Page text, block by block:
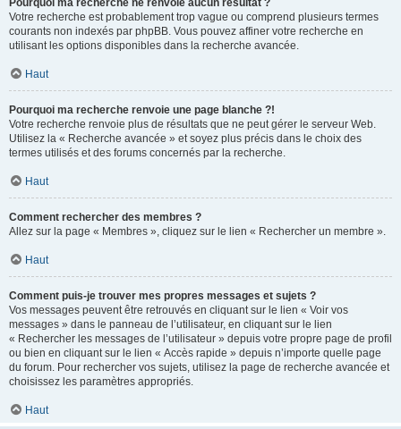
Pourquoi ma recherche ne renvoie aucun résultat ?
Votre recherche est probablement trop vague ou comprend plusieurs termes
courants non indexés par phpBB. Vous pouvez affiner votre recherche en
utilisant les options disponibles dans la recherche avancée.
Haut
Pourquoi ma recherche renvoie une page blanche ?!
Votre recherche renvoie plus de résultats que ne peut gérer le serveur Web.
Utilisez la « Recherche avancée » et soyez plus précis dans le choix des
termes utilisés et des forums concernés par la recherche.
Haut
Comment rechercher des membres ?
Allez sur la page « Membres », cliquez sur le lien « Rechercher un membre ».
Haut
Comment puis-je trouver mes propres messages et sujets ?
Vos messages peuvent être retrouvés en cliquant sur le lien « Voir vos
messages » dans le panneau de l’utilisateur, en cliquant sur le lien
« Rechercher les messages de l’utilisateur » depuis votre propre page de profil
ou bien en cliquant sur le lien « Accès rapide » depuis n’importe quelle page
du forum. Pour rechercher vos sujets, utilisez la page de recherche avancée et
choisissez les paramètres appropriés.
Haut